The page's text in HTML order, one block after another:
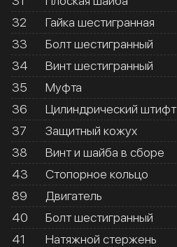
32
Гайка шестигранная
33
Болт шестигранный
34
Винт шестигранный
35
Муфта
36
Цилиндрический штифт
37
Защитный кожух
38
Винт и шайба в сборе
43
Стопорное кольцо
89
Двигатель
40
Болт шестигранный
41
Натяжной стержень